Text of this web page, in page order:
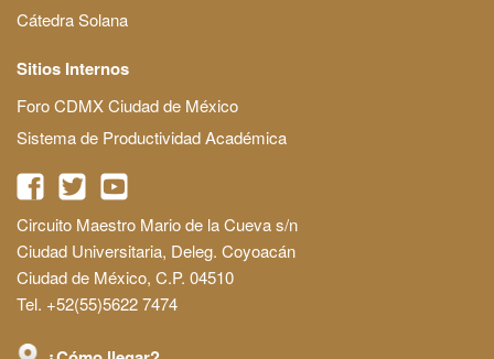
Cátedra Solana
Sitios Internos
Foro CDMX Ciudad de México
Sistema de Productividad Académica
Circuito Maestro Mario de la Cueva s/n
Ciudad Universitaria, Deleg. Coyoacán
Ciudad de México, C.P. 04510
Tel. +52(55)5622 7474